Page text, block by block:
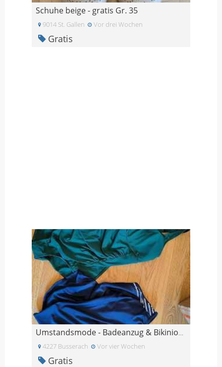
Schuhe beige - gratis Gr. 35
9014 St. Gallen Vor drei Wochen
Gratis
Umstandsmode - Badeanzug & Bikinioberteil für Schw
4227 Busserach Vor vier Wochen
Gratis